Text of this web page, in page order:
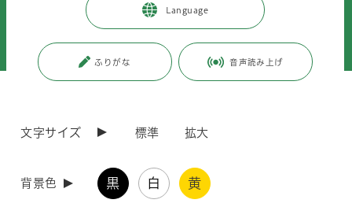
Language
ふりがな 音声読み上げ
文字サイズ 標準 拡大
背景色 黒 白 黄
市政情報 広報・報道 > 記者への情報提供
>
らなる充実～
(令和8年3月26日発表)「さくら草学園」を移転整
半世紀以上にわたって使用してきた「さくら草学園」を、より安全で、
より専門性の高い支援を行う環境を整えるため、4月1日に浦和区領家